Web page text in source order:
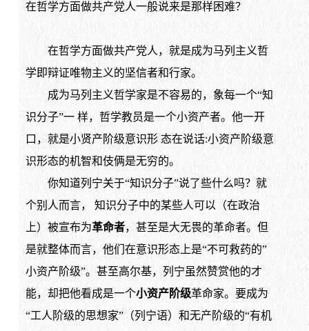
在哲学方面做共产党人一般说来是那样困难？
在哲学方面做共产党人，就是成为马列主义哲
学即辩证唯物主义的坚信者和行家。
成为马列主义哲学家是不容易的，象每一个“知
识分子”一 样，哲学教员是一个小资产者。他一开
口，就是小贤产阶级意识形 态在说话:小资产阶级意
识形态的机智和伎俩是无穷的。
你知道列宁关于“知识分子”说了些什么吗？就
个别人而言， 知识分子中的某些人可以（在政治
上）被宣布为革命者，甚至是大无畏的革命者。但
是就整体而言，他们在意识形态上是“不可救药的”
小资产阶级”。甚至高尔基，列宁虽然赞赏他的才
能，却把他看成是一个小资产阶级革命家。要成为
“工人阶级的思想家”（列宁语）和无产阶级的“有机